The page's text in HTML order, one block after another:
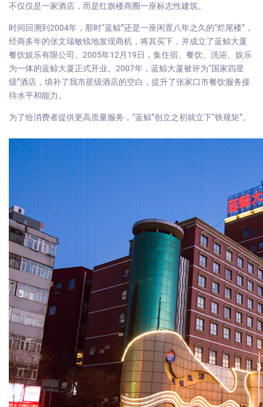
不仅仅是一家酒店，而是红旗楼商圈一座标志性建筑。
时间回溯到2004年，那时“蓝鲸”还是一座闲置八年之久的“烂尾楼”，
经商多年的张文瑞敏锐地发现商机，将其买下，并成立了蓝鲸大厦
餐饮娱乐有限公司。2005年12月19日，集住宿、餐饮、洗浴、娱乐
为一体的蓝鲸大厦正式开业。2007年，蓝鲸大厦被评为“国家四星
级”酒店，填补了我市星级酒店的空白，提升了张家口市餐饮服务接
待水平和能力。
为了给消费者提供更高质量服务，“蓝鲸”创立之初就立下“铁规矩”。